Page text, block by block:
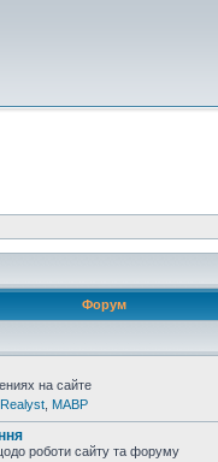
Форум
на сайте
Realyst MABP
роботи сайту та форуму